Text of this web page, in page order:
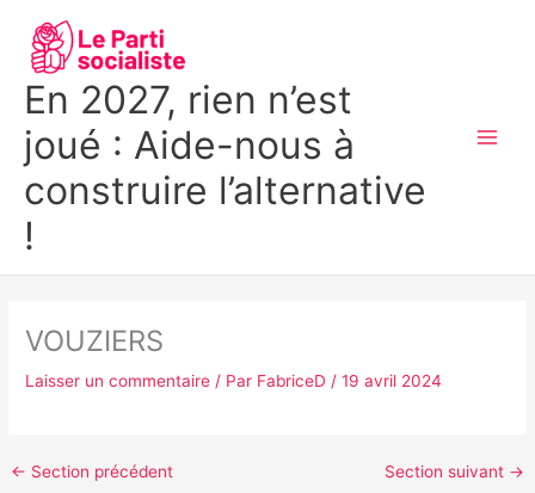
contenu
En 2027, rien n’est
joué : Aide-nous à
construire l’alternative
!
VOUZIERS
Laisser un commentaire / Par FabriceD/19 avril 2024
← Section précédent Section suivant →